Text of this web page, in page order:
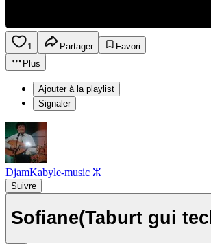
1 Partager
Favori
Plus
Ajouter à la playlist
Signaler
DjamKabyle-music ⵣ
Suivre
Sofiane(Taburt gui